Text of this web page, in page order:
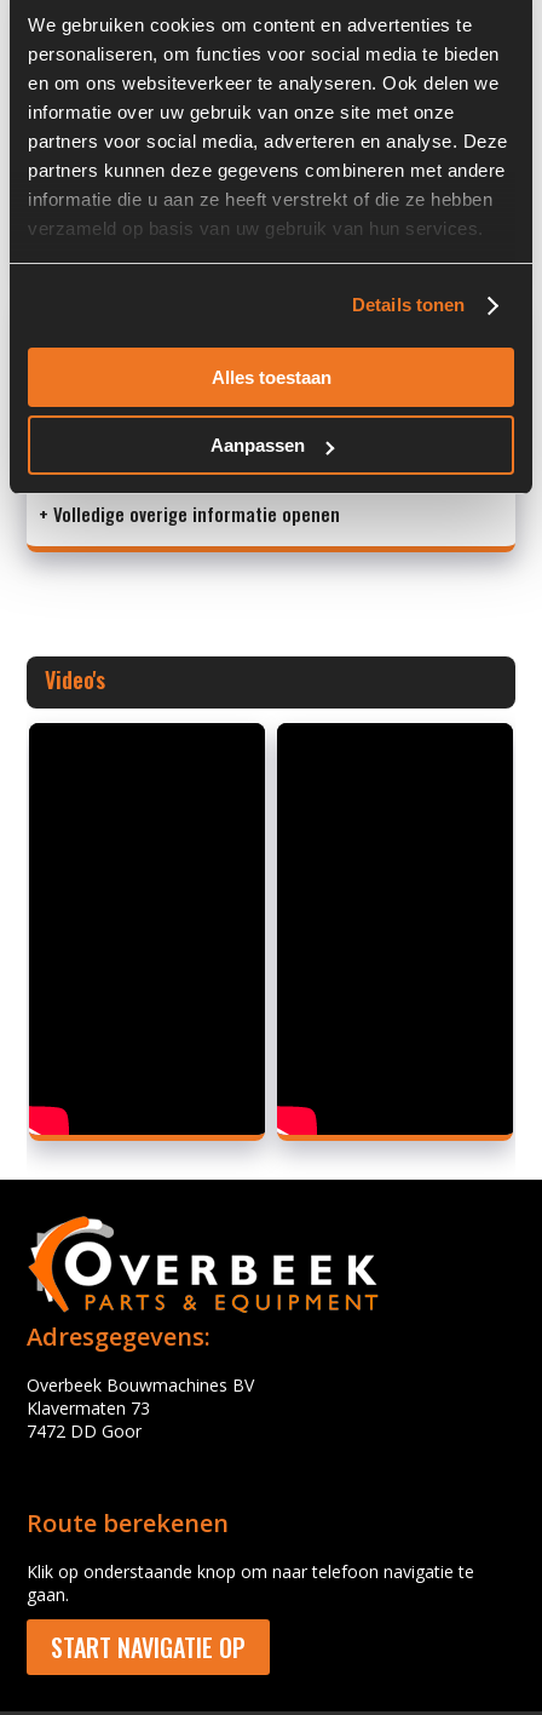
We gebruiken cookies om content en advertenties te
personaliseren, om functies voor social media te bieden
en om ons websiteverkeer te analyseren. Ook delen we
informatie over uw gebruik van onze site met onze
partners voor social media, adverteren en analyse. Deze
partners kunnen deze gegevens combineren met andere
informatie die u aan ze heeft verstrekt of die ze hebben
verzameld op basis van uw gebruik van hun services.
Details tonen
Alles toestaan
Aanpassen
Informatie
Locatie:
4A2N
Serienummer:
91761173
Past op de volgende machines:
Venieri
Land:
Nederland
Stock number: 7635-005
Brand: Rexroth
Type 1: A4VG28DA1D3L/32R-NSCF015SP-S
+ Volledige overige informatie openen
Video's
Adresgegevens:
Overbeek Bouwmachines BV
Klavermaten 73
7472 DD Goor
Route berekenen
Klik op onderstaande knop om naar telefoon navigatie te
gaan.
START NAVIGATIE OP